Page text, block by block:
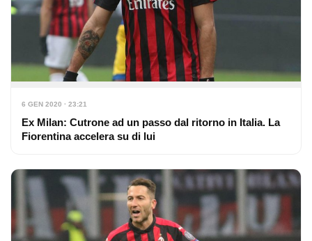
6 GEN 2020 · 23:21
Ex Milan: Cutrone ad un passo dal ritorno in Italia. La
Fiorentina accelera su di lui